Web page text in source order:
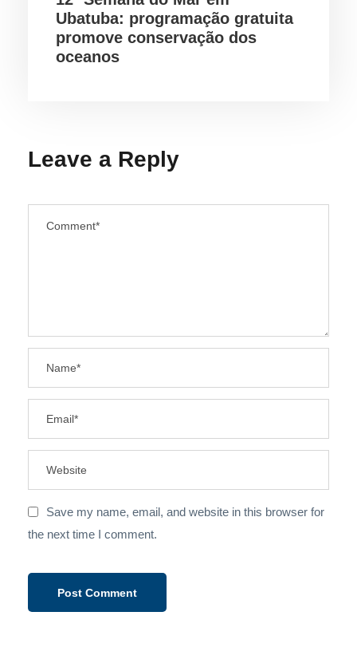
Ubatuba: programação gratuita
promove conservação dos
oceanos
Leave a Reply
Save my name, email, and website in this browser for
the next time I comment.